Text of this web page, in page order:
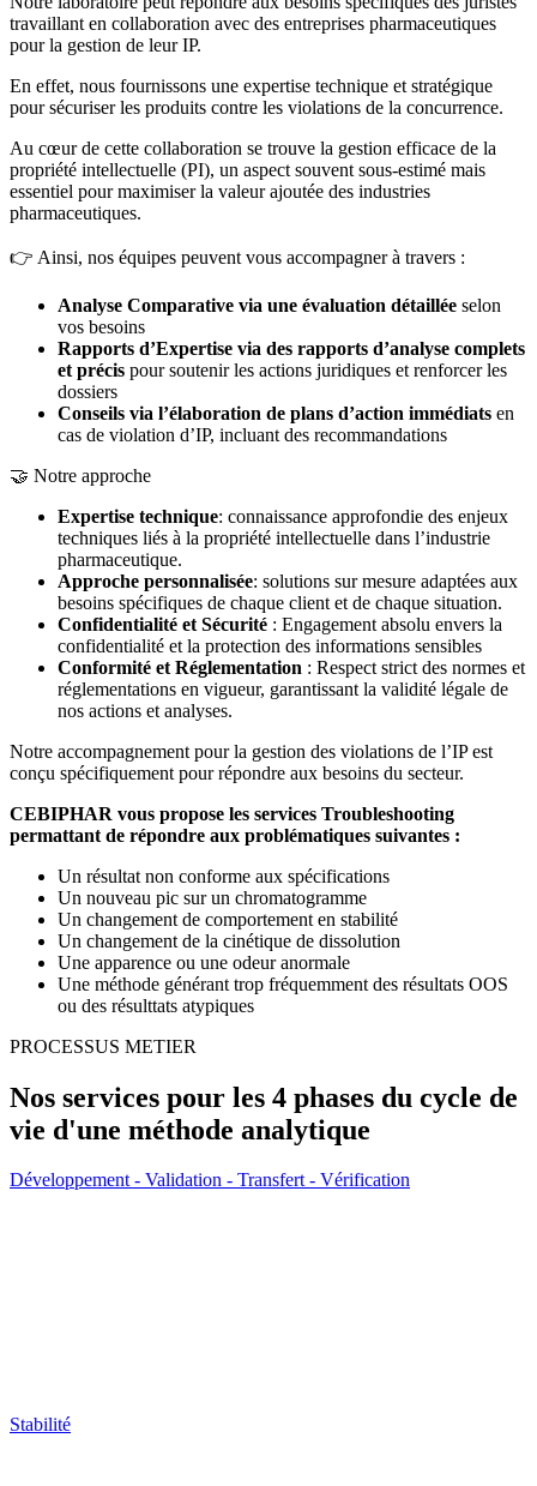
travaillant en collaboration avec des entreprises pharmaceutiques
pour la gestion de leur IP.
En effet, nous fournissons une expertise technique et stratégique
pour sécuriser les produits contre les violations de la concurrence.
Au cœur de cette collaboration se trouve la gestion efficace de la
propriété intellectuelle (PI), un aspect souvent sous-estimé mais
essentiel pour maximiser la valeur ajoutée des industries
pharmaceutiques.
👉 Ainsi, nos équipes peuvent vous accompagner à travers :
Analyse Comparative via une évaluation détaillée selon
vos besoins
Rapports d’Expertise via des rapports d’analyse complets
et précis pour soutenir les actions juridiques et renforcer les
dossiers
Conseils via l’élaboration de plans d’action immédiats en
cas de violation d’IP, incluant des recommandations
🤝 Notre approche
Expertise technique: connaissance approfondie des enjeux
techniques liés à la propriété intellectuelle dans l’industrie
pharmaceutique.
Approche personnalisée: solutions sur mesure adaptées aux
besoins spécifiques de chaque client et de chaque situation.
Confidentialité et Sécurité : Engagement absolu envers la
confidentialité et la protection des informations sensibles
Conformité et Réglementation : Respect strict des normes et
réglementations en vigueur, garantissant la validité légale de
nos actions et analyses.
Notre accompagnement pour la gestion des violations de l’IP est
conçu spécifiquement pour répondre aux besoins du secteur.
CEBIPHAR vous propose les services Troubleshooting
permattant de répondre aux problématiques suivantes :
Un résultat non conforme aux spécifications
Un nouveau pic sur un chromatogramme
Un changement de comportement en stabilité
Un changement de la cinétique de dissolution
Une apparence ou une odeur anormale
Une méthode générant trop fréquemment des résultats OOS
ou des résulttats atypiques
PROCESSUS METIER
Nos services pour les 4 phases du cycle de
vie d'une méthode analytique
Développement - Validation - Transfert - Vérification
Stabilité